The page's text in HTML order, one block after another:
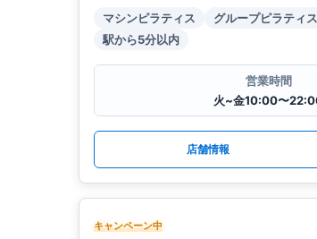
マシンピラティス グループピラティス
駅から5分以内
営業時間
火~金10:00〜
店舗情報
キャンペーン中